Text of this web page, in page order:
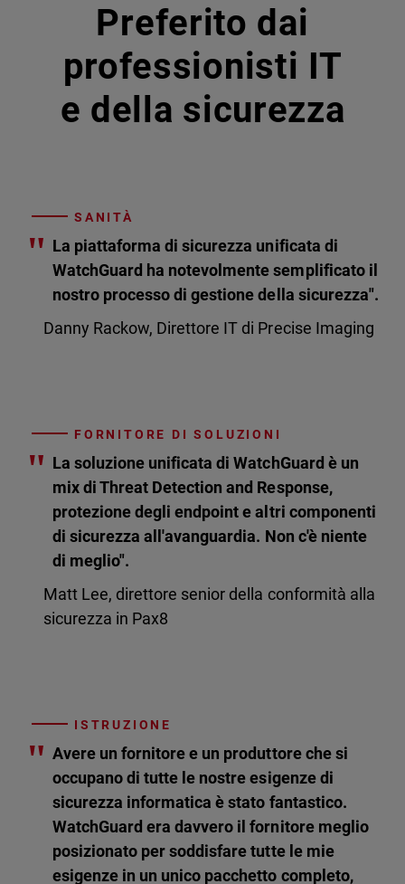
Preferito dai
professionisti IT
e della sicurezza
SANITÀ
" La piattaforma di sicurezza unificata di
WatchGuard ha notevolmente semplificato il
nostro processo di gestione della sicurezza".
Danny Rackow, Direttore IT di Precise Imaging
FORNITORE DI SOLUZIONI
" La soluzione unificata di WatchGuard è un
mix di Threat Detection and Response,
protezione degli endpoint e altri componenti
di sicurezza all'avanguardia. Non c'è niente
di meglio".
Matt Lee, direttore senior della conformità alla
sicurezza in Pax8
ISTRUZIONE
" Avere un fornitore e un produttore che si
occupano di tutte le nostre esigenze di
sicurezza informatica è stato fantastico.
WatchGuard era davvero il fornitore meglio
posizionato per soddisfare tutte le mie
esigenze in un unico pacchetto completo,